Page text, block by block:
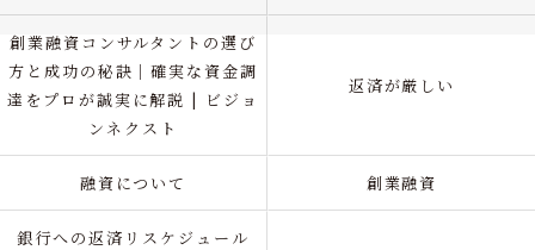
創業融資コンサルタントの選び
方と成功の秘訣｜確実な資金調
達をプロが誠実に解説 | ビジョ
ンネクスト
返済が厳しい
融資について 創業融資
銀行への返済リスケジュール